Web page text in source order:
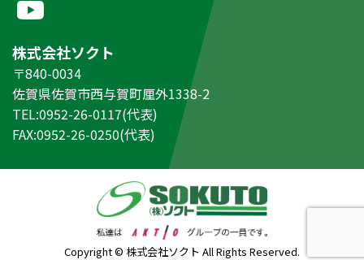
株式会社ソクト
〒840-0034
佐賀県佐賀市西与賀町厘外1338-2
TEL:0952-26-0117(代表)
FAX:0952-26-0250(代表)
Copyright © 株式会社ソクト All Rights Reserved.